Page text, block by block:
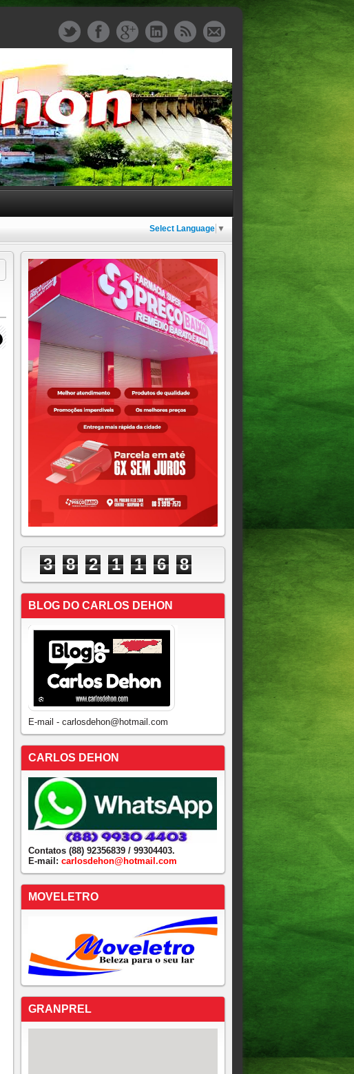
Select Language ▼
3 8 2 1 1 6 8
BLOG DO CARLOS DEHON
E-mail - carlosdehon@hotmail.com
CARLOS DEHON
Contatos (88) 92356839 / 99304403.
E-mail: carlosdehon@hotmail.com
MOVELETRO
GRANPREL